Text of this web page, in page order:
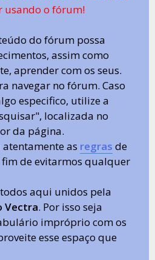
usando o fórum!
do fórum possa
assim como
aprender com os seus.
navegar no fórum. Caso
especifico, utilize a
localizada no
da página.
atentamente as regras de
de evitarmos qualquer
aqui unidos pela
Vectra. Por isso seja
impróprio com os
esse espaço que